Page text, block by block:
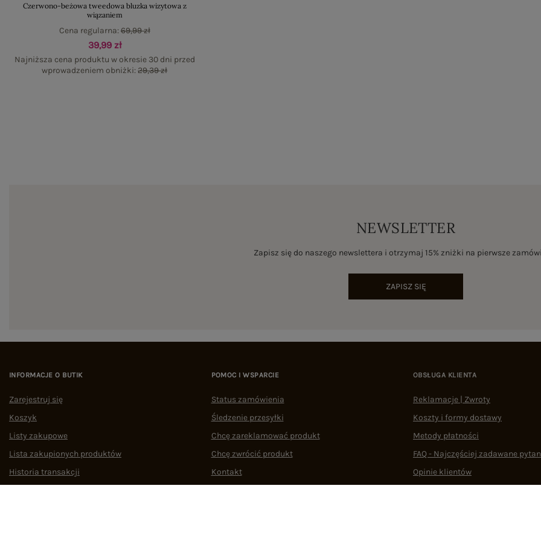
Czerwono-beżowa tweedowa bluzka wizytowa z
wiązaniem
39,99 zł
Najniższa cena produktu w okresie 30 dni przed
wprowadzeniem obniżki:29,39 zł
Cena regularna:69,99 zł
NEWSLETTER
Zapisz się do naszego newslettera i otrzymaj 15% zniżki na pierwsze
ZAPISZ SIĘ
INFORMACJE O BUTIK
Zarejestruj się
Koszyk
Listy zakupowe
Lista zakupionych produktów
Historia transakcji
POMOC I WSPARCIE
Status zamówienia
Śledzenie przesyłki
Chcę zareklamować produkt
Chcę zwrócić produkt
Kontakt
OBSŁUGA KLIENTA
Reklamacje | Zwroty
Koszty i formy dostawy
Metody płatności
FAQ - Najczęściej zadawane
Opinie klientów